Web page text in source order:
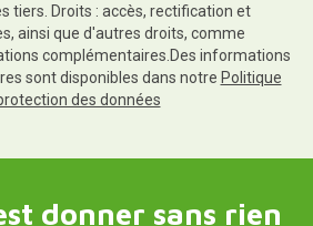
tiers. Droits : accès, rectification et
ainsi que d'autres droits, comme
complémentaires.Des informations
sont disponibles dans notre Politique
des données
donner sans rien